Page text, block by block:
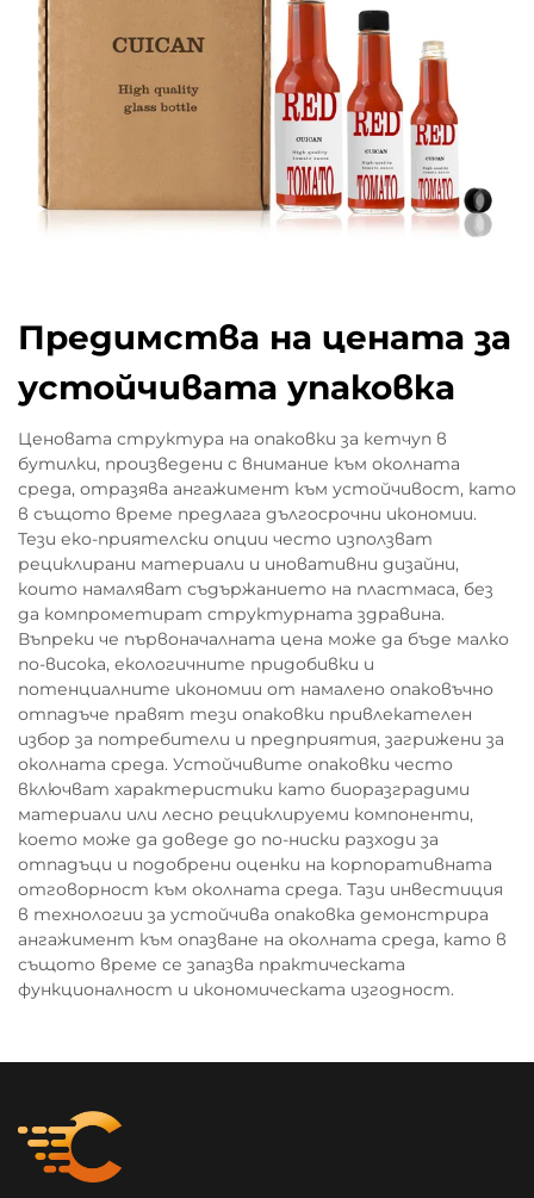
Предимства на цената за
устойчивата упаковка
Ценовата структура на опаковки за кетчуп в
бутилки, произведени с внимание към околната
среда, отразява ангажимент към устойчивост, като
в същото време предлага дългосрочни икономии.
Тези еко-приятелски опции често използват
рециклирани материали и иновативни дизайни,
които намаляват съдържанието на пластмаса, без
да компрометират структурната здравина.
Въпреки че първоначалната цена може да бъде малко
по-висока, екологичните придобивки и
потенциалните икономии от намалено опаковъчно
отпадъче правят тези опаковки привлекателен
избор за потребители и предприятия, загрижени за
околната среда. Устойчивите опаковки често
включват характеристики като биоразградими
материали или лесно рециклируеми компоненти,
което може да доведе до по-ниски разходи за
отпадъци и подобрени оценки на корпоративната
отговорност към околната среда. Тази инвестиция
в технологии за устойчива опаковка демонстрира
ангажимент към опазване на околната среда, като в
същото време се запазва практическата
функционалност и икономическата изгодност.